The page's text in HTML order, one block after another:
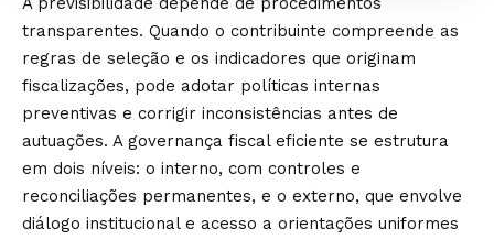
transparentes. Quando o contribuinte compreende as
regras de seleção e os indicadores que originam
fiscalizações, pode adotar políticas internas
preventivas e corrigir inconsistências antes de
autuações. A governança fiscal eficiente se estrutura
em dois níveis: o interno, com controles e
reconciliações permanentes, e o externo, que envolve
diálogo institucional e acesso a orientações uniformes